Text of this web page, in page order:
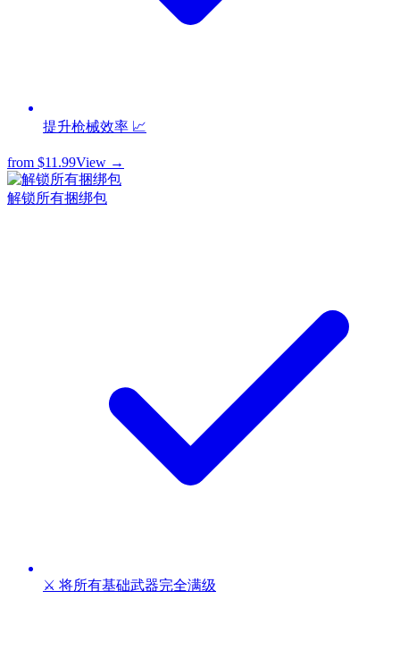
提升枪械效率 📈
from $11.99View →
解锁所有捆绑包
⚔️ 将所有基础武器完全满级